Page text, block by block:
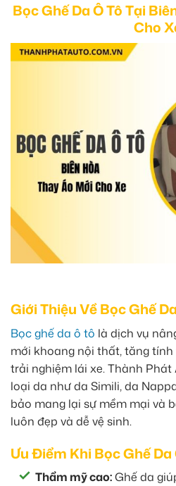
Bọc Ghế Da Ô Tô Tại
Cho
Giới Thiệu Về Bọc Ghế
Bọc ghế da ô tô là dịch vụ
mới khoang nội thất, tăng
trải nghiệm lái xe. Thành
loại da như da Simili, da
bảo mang lại sự mềm mại và
luôn đẹp và dễ vệ sinh.
Ưu Điểm Khi Bọc Ghế Da
Thẩm mỹ cao:Ghế da